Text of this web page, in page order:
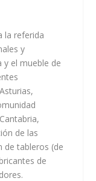
la referida
y
y el mueble de
de las
de tableros (de
de